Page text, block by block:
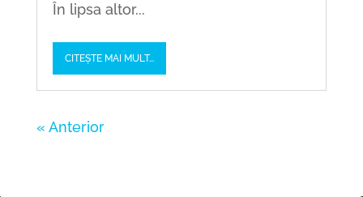
În lipsa altor...
CITEȘTE MAI MULT...
« Older Entries